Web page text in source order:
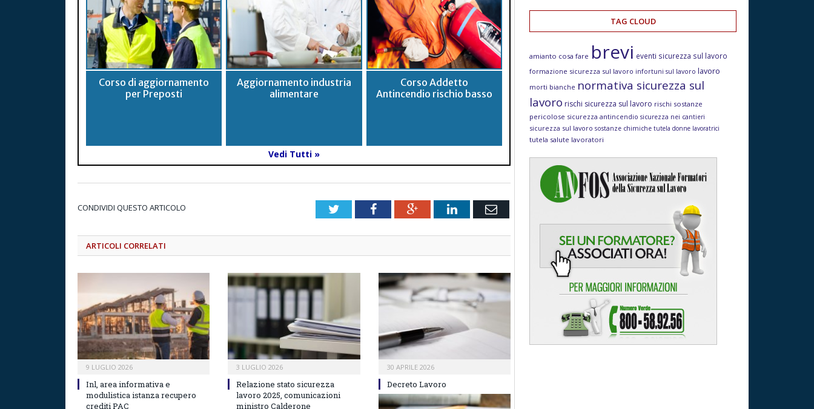
Corso di aggiornamento
per Preposti
Aggiornamento industria
alimentare
Corso Addetto
Antincendio rischio basso
Vedi Tutti »
CONDIVIDI QUESTO ARTICOLO TwitterFacebookGoogle+LinkedInEmail
ARTICOLI CORRELATI
9 LUGLIO 2026
Inl, area informativa e
modulistica istanza recupero
crediti PAC
3 LUGLIO 2026
Relazione stato sicurezza
lavoro 2025, comunicazioni
ministro Calderone
30 APRILE 2026
Decreto Lavoro
TAG CLOUD
amianto cosa fare brevi eventi sicurezza sul lavoro
formazione sicurezza sul lavoro infortuni sul lavoro lavoro
morti bianche normativa sicurezza sul
lavoro rischi sicurezza sul lavoro rischi sostanze
pericolose sicurezza antincendio sicurezza nei cantieri
sicurezza sul lavoro sostanze chimiche tutela donne lavoratrici
tutela salute lavoratori